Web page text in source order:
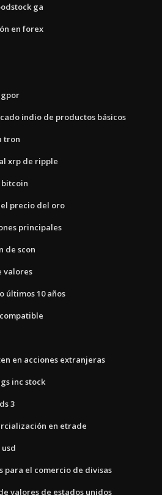
ga
en forex
gpor
indio de productos básicos
tron
xrp de ripple
precio del oro
principales
de scon
valores
últimos 10 años
en acciones extranjeras
inc stock
3
en etrade
para el comercio de divisas
valores de estados unidos